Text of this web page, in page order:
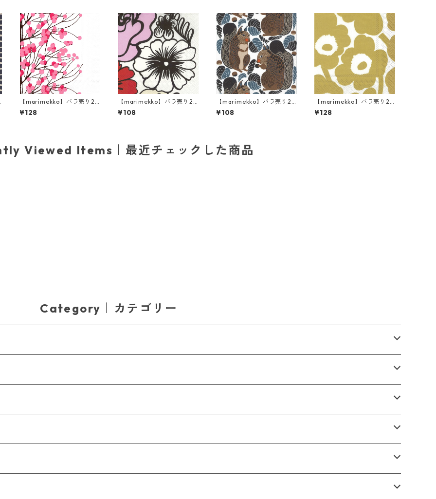
【marimekko】バラ売り2
枚 ランチサイズ ペーパーナ
プキン LUMIMARJA ホワイ
¥128
【marimekko】バラ売り2
枚 カクテルサイズ ペーパー
ナプキン ELAKOON ELAMA
¥108
【marimekko】バラ売り2
枚 カクテルサイズ ペーパー
ナプキン KURRE ブラウンx
¥108
【marimekko】バラ売り2
枚 ランチサイズ ペーパーナ
プキン UNIKKO ホワイト×
¥128
Viewed Items｜最近チェックした商品
Category｜カテゴリー